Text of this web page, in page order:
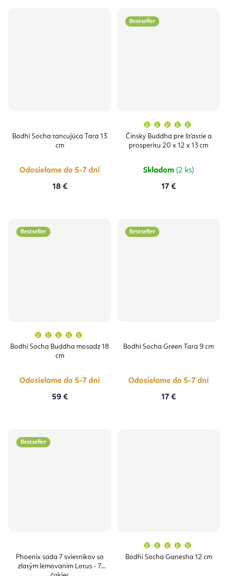
Bodhi Socha tancujúca Tara 13
cm
Odosielame do 5-7 dní
18 €
Bestseller
Čínsky Buddha pre šťastie a
prosperitu 20 x 12 x 13 cm
produktu
je
5,0
Skladom (2 ks)
17 €
Bestseller
Bodhi Socha Buddha mosadz 18
cm
produktu
je
hviezdičiek.
Odosielame do 5-7 dní
59 €
Bestseller
Bodhi Socha Green Tara 9 cm
Odosielame do 5-7 dní
17 €
Bestseller
Phoenix sada 7 svietnikov so
zlatým lemovaním Lotus - 7
Bodhi Socha Ganesha 12 cm
produktu
je